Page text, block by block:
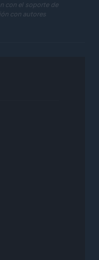
con el soporte de
con autores